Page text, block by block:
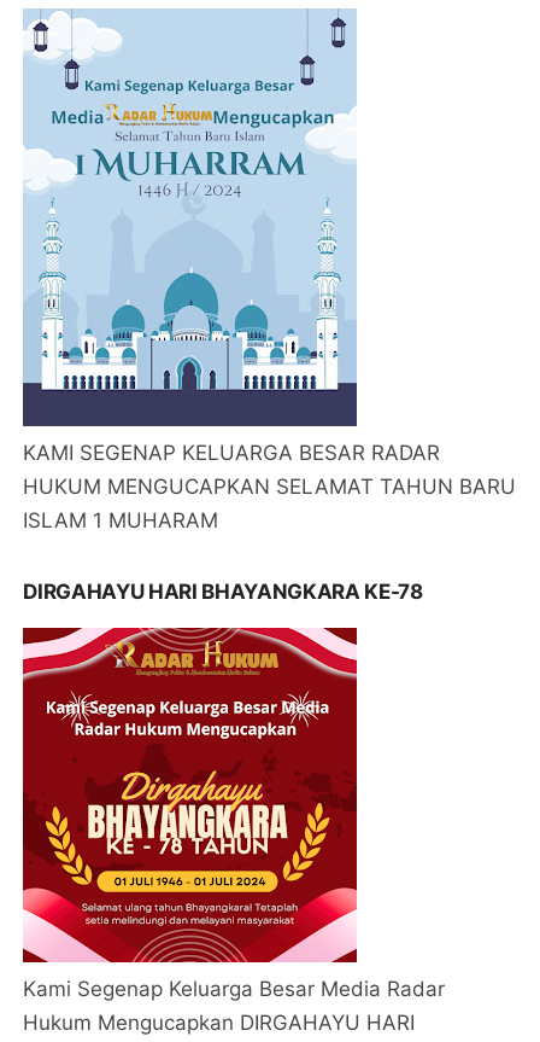
KAMI SEGENAP KELUARGA BESAR RADAR
HUKUM MENGUCAPKAN SELAMAT TAHUN BARU
ISLAM 1 MUHARAM
DIRGAHAYU HARI BHAYANGKARA KE-78
Kami Segenap Keluarga Besar Media Radar
Hukum Mengucapkan DIRGAHAYU HARI